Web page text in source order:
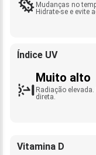
Mudanças no
Hidrate-se e evite
Índice UV
Muito alto
Radiação
direta.
Vitamina D